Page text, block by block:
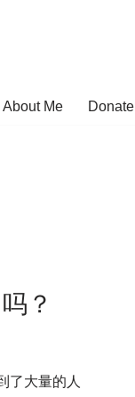
About Me Donate
？
了大量的人